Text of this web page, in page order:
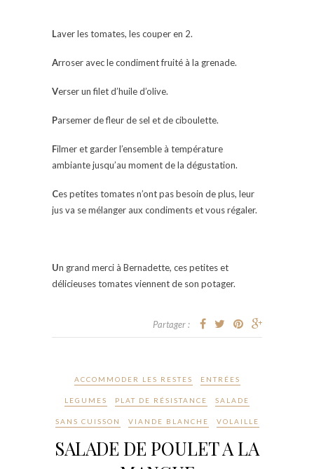
Laver les tomates, les couper en 2.
Arroser avec le condiment fruité à la grenade.
Verser un filet d’huile d’olive.
Parsemer de fleur de sel et de ciboulette.
Filmer et garder l’ensemble à température
ambiante jusqu’au moment de la dégustation.
Ces petites tomates n’ont pas besoin de plus, leur
jus va se mélanger aux condiments et vous régaler.
Un grand merci à Bernadette, ces petites et
délicieuses tomates viennent de son potager.
Partager :
ACCOMMODER LES RESTES ENTRÉES
LEGUMES PLAT DE RÉSISTANCE SALADE
SANS CUISSON VIANDE BLANCHE VOLAILLE
SALADE DE POULET A LA